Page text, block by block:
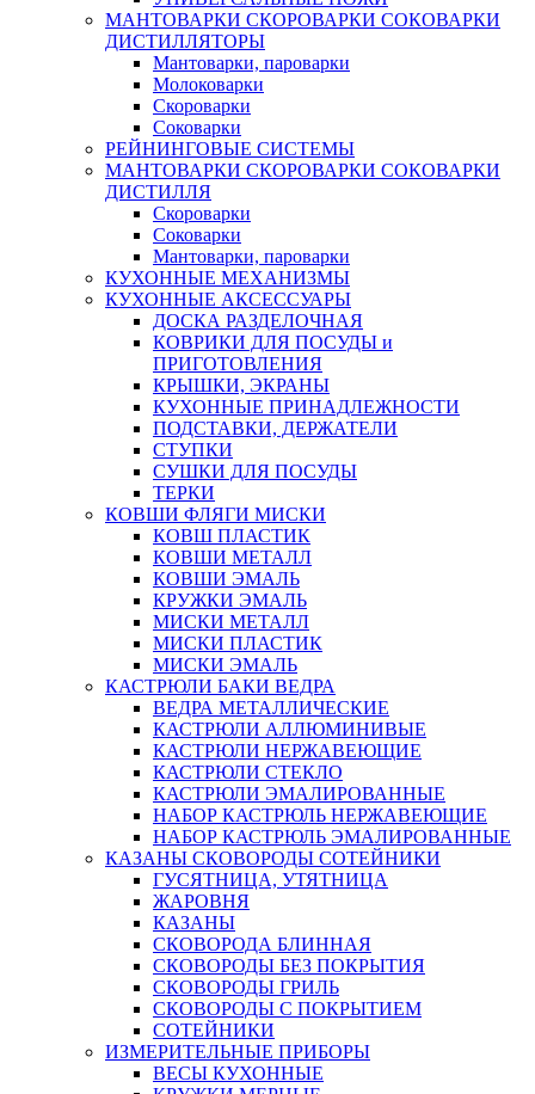
МАНТОВАРКИ СКОРОВАРКИ СОКОВАРКИ
ДИСТИЛЛЯТОРЫ
Мантоварки, пароварки
Молоковарки
Скороварки
Соковарки
РЕЙНИНГОВЫЕ СИСТЕМЫ
МАНТОВАРКИ СКОРОВАРКИ СОКОВАРКИ
ДИСТИЛЛЯ
Скороварки
Соковарки
Мантоварки, пароварки
КУХОННЫЕ МЕХАНИЗМЫ
КУХОННЫЕ АКСЕССУАРЫ
ДОСКА РАЗДЕЛОЧНАЯ
КОВРИКИ ДЛЯ ПОСУДЫ и
ПРИГОТОВЛЕНИЯ
КРЫШКИ, ЭКРАНЫ
КУХОННЫЕ ПРИНАДЛЕЖНОСТИ
ПОДСТАВКИ, ДЕРЖАТЕЛИ
СТУПКИ
СУШКИ ДЛЯ ПОСУДЫ
ТЕРКИ
КОВШИ ФЛЯГИ МИСКИ
КОВШ ПЛАСТИК
КОВШИ МЕТАЛЛ
КОВШИ ЭМАЛЬ
КРУЖКИ ЭМАЛЬ
МИСКИ МЕТАЛЛ
МИСКИ ПЛАСТИК
МИСКИ ЭМАЛЬ
КАСТРЮЛИ БАКИ ВЕДРА
ВЕДРА МЕТАЛЛИЧЕСКИЕ
КАСТРЮЛИ АЛЛЮМИНИВЫЕ
КАСТРЮЛИ НЕРЖАВЕЮЩИЕ
КАСТРЮЛИ СТЕКЛО
КАСТРЮЛИ ЭМАЛИРОВАННЫЕ
НАБОР КАСТРЮЛЬ НЕРЖАВЕЮЩИЕ
НАБОР КАСТРЮЛЬ ЭМАЛИРОВАННЫЕ
КАЗАНЫ СКОВОРОДЫ СОТЕЙНИКИ
ГУСЯТНИЦА, УТЯТНИЦА
ЖАРОВНЯ
КАЗАНЫ
СКОВОРОДА БЛИННАЯ
СКОВОРОДЫ БЕЗ ПОКРЫТИЯ
СКОВОРОДЫ ГРИЛЬ
СКОВОРОДЫ С ПОКРЫТИЕМ
СОТЕЙНИКИ
ИЗМЕРИТЕЛЬНЫЕ ПРИБОРЫ
ВЕСЫ КУХОННЫЕ